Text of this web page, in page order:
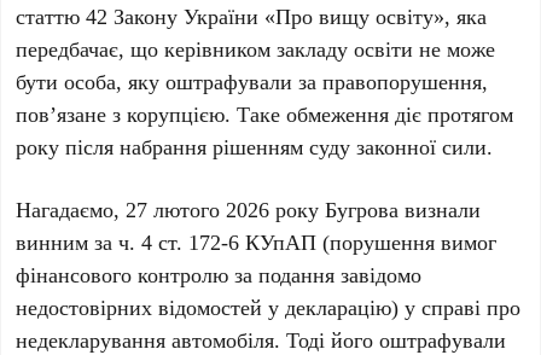
статтю 42 Закону України «Про вищу освіту», яка
передбачає, що керівником закладу освіти не може
бути особа, яку оштрафували за правопорушення,
повʼязане з корупцією. Таке обмеження діє протягом
року після набрання рішенням суду законної сили.
Нагадаємо,27 лютого 2026 року Бугрова визнали
винним зач. 4 ст. 172-6 КУпАП (порушення вимог
фінансового контролю за подання завідомо
недостовірних відомостей у декларацію) у справі про
недекларування автомобіля. Тоді його оштрафували